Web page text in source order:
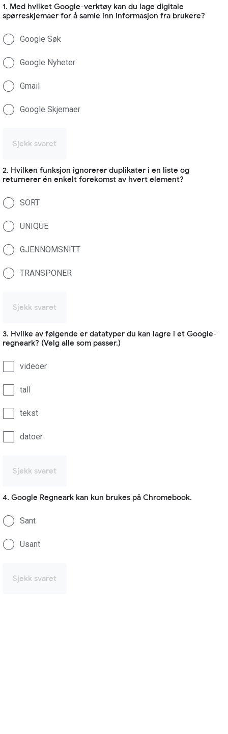
1. Med hvilket Google-verktøy kan du lage digitale
spørreskjemaer for å samle inn informasjon fra brukere?
Google Søk
Google Nyheter
Gmail
Google Skjemaer
Sjekk svaret
2. Hvilken funksjon ignorerer duplikater i en liste og
returnerer én enkelt forekomst av hvert element?
SORT
UNIQUE
GJENNOMSNITT
TRANSPONER
Sjekk svaret
3. Hvilke av følgende er datatyper du kan lagre i et Google-
regneark? (Velg alle som passer.)
videoer
tall
tekst
datoer
Sjekk svaret
4. Google Regneark kan kun brukes på Chromebook.
Sant
Usant
Sjekk svaret